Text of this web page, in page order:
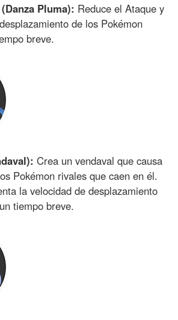
Pluma): Reduce el Ataque y
de los Pokémon
breve.
Crea un vendaval que causa
Pokémon rivales que caen en él.
la velocidad de desplazamiento
tiempo breve.